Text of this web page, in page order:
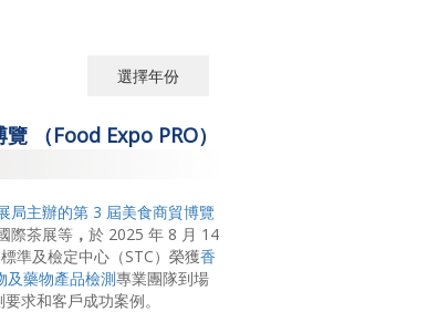
選擇年份
2024
2023
（Food Expo PRO）
局主辦的第 3 屆美食商貿博覽
際茶展等， 於 2025 年 8 月 14
準及檢定中心（STC）榮獲香
及藥物產品檢測專業團隊到場
求和客戶成功案例。